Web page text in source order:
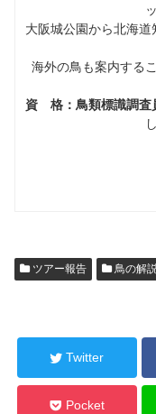
大阪城公園から北海
海外の鳥も案内する
資 格：鳥類標識調査
ツアー報告 鳥の解
Twitter
Pocket